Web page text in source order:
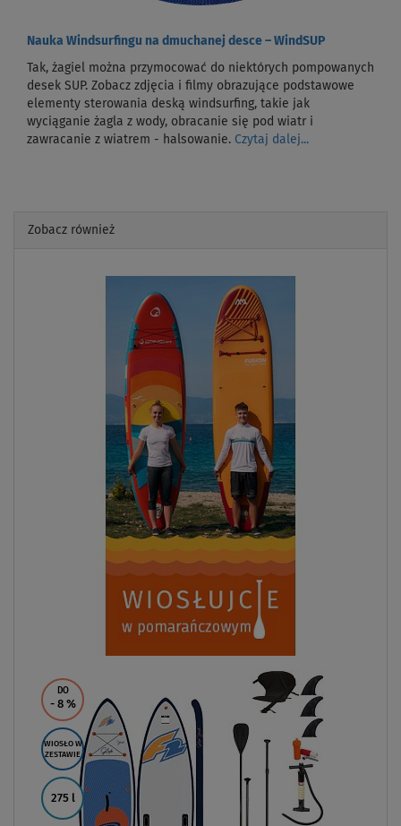
Nauka Windsurfingu na dmuchanej desce – WindSUP
Tak, żagiel można przymocować do niektórych pompowanych
desek SUP. Zobacz zdjęcia i filmy obrazujące podstawowe
elementy sterowania deską windsurfing, takie jak
wyciąganie żagla z wody, obracanie się pod wiatr i
zawracanie z wiatrem - halsowanie. Czytaj dalej...
Zobacz również
DO
- 8 %
WIOSŁO W
ZESTAWIE
275 l